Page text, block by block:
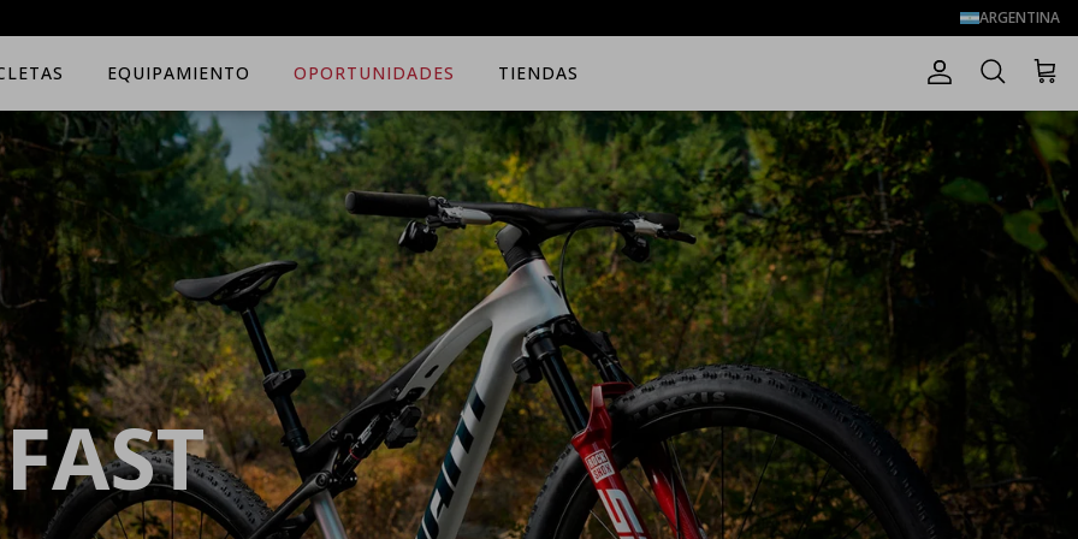
ARGENTINA
EQUIPAMIENTO OPORTUNIDADES TIENDAS CuentaBuscar Carrito